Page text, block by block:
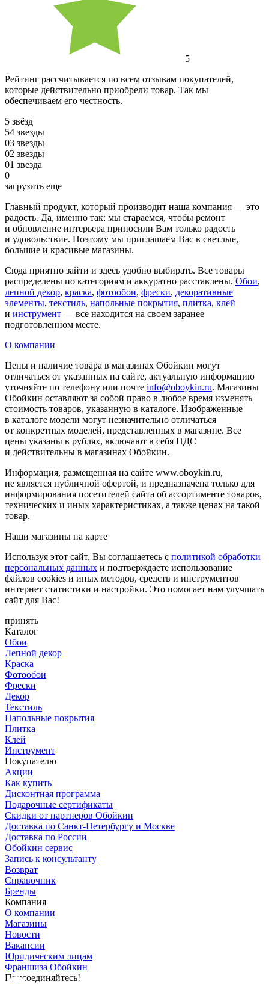
5
Рейтинг рассчитывается по всем отзывам покупателей,
которые действительно приобрели товар. Так мы
обеспечиваем его честность.
5 звёзд
54 звезды
03 звезды
02 звезды
01 звезда
0
загрузить еще
Главный продукт, который производит наша компания — это
радость. Да, именно так: мы стараемся, чтобы ремонт
и обновление интерьера приносили Вам только радость
и удовольствие. Поэтому мы приглашаем Вас в светлые,
большие и красивые магазины.
Сюда приятно зайти и здесь удобно выбирать. Все товары
распределены по категориям и аккуратно расставлены. Обои,
лепной декор, краска, фотообои, фрески, декоративные
элементы, текстиль, напольные покрытия, плитка, клей
и инструмент — все находится на своем заранее
подготовленном месте.
О компании
Цены и наличие товара в магазинах Обойкин могут
отличаться от указанных на сайте, актуальную информацию
уточняйте по телефону или почте info@oboykin.ru. Магазины
Обойкин оставляют за собой право в любое время изменять
стоимость товаров, указанную в каталоге. Изображенные
в каталоге модели могут незначительно отличаться
от конкретных моделей, представленных в магазине. Все
цены указаны в рублях, включают в себя НДС
и действительны в магазинах Обойкин.
Информация, размещенная на сайте www.oboykin.ru,
не является публичной офертой, и предназначена только для
информирования посетителей сайта об ассортименте товаров,
технических и иных характеристиках, а также ценах на такой
товар.
Наши магазины на карте
Используя этот сайт, Вы соглашаетесь с политикой обработки
персональных данных и подтверждаете использование
файлов cookies и иных методов, средств и инструментов
интернет статистики и настройки. Это помогает нам улучшать
сайт для Вас!
принять
Каталог
Обои
Лепной декор
Краска
Фотообои
Фрески
Декор
Текстиль
Напольные покрытия
Плитка
Клей
Инструмент
Покупателю
Акции
Как купить
Дисконтная программа
Подарочные сертификаты
Скидки от партнеров Обойкин
Доставка по Санкт-Петербургу и Москве
Доставка по России
Обойкин сервис
Запись к консультанту
Возврат
Справочник
Бренды
Компания
О компании
Магазины
Новости
Вакансии
Юридическим лицам
Франшиза Обойкин
Присоединяйтесь!